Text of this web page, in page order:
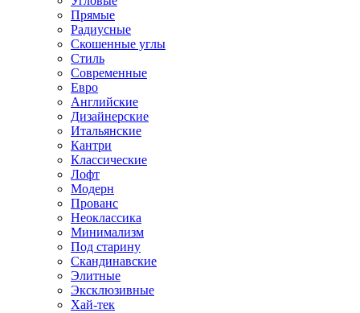
Прямые
Радиусные
Скошенные углы
Стиль
Современные
Евро
Английские
Дизайнерские
Итальянские
Кантри
Классические
Лофт
Модерн
Прованс
Неоклассика
Минимализм
Под старину
Скандинавские
Элитные
Эксклюзивные
Хай-тек